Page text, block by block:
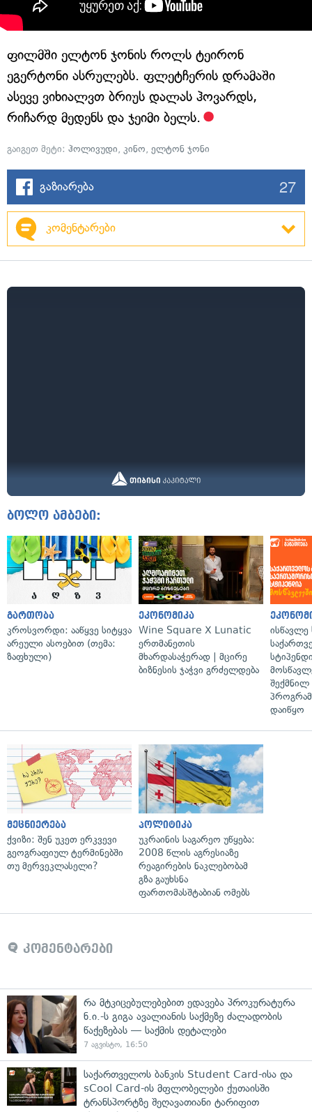
ფილმში ელტონ ჯონის როლს ტეირონ
ეგერტონი ასრულებს. ფლეტჩერის დრამაში
ასევე ვიხიალვთ ბრიუს დალას ჰოვარდს,
რიჩარდ მედენს და ჯეიმი ბელს.
გაიგეთ მეტი: ჰოლივუდი, კინო, ელტონ ჯონი
გაზიარება 27
კომენტარები
ბოლო ამბები:
გართობა
კროსვორდი: ააწყვე სიტყვა
არეული ასოებით (თემა:
ზაფხული)
ეკონომიკა
Wine Square X Lunatic
ერთმანეთის
მხარდასაჭერად | მცირე
ბიზნესის ჯაჭვი გრძელდება
ისწავლე
დაიწყო
მეცნიერება
ქვიზი: შენ უკეთ ერკვევი
გეოგრაფიულ ტერმინებში
თუ მერვეკლასელი?
პოლიტიკა
უკრაინის საგარეო უწყება:
2008 წლის აგრესიაზე
რეაგირების ნაკლებობამ
გზა გაუხსნა
ფართომასშტაბიან ომებს
კომენტარები
რა მტკიცებულებებით ედავება პროკურატურა
ნ.ი.-ს გიგა ავალიანის საქმეზე ძალადობის
წაქეზებას — საქმის დეტალები
7 აგვისტო, 16:50
საქართველოს ბანკის Student Card-ისა და
sCool Card-ის მფლობელები ქუთაისში
ტრანსპორტზე შეღავათიანი ტარიფით